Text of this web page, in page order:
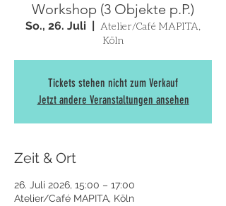
Workshop (3 Objekte p.P.)
So., 26. Juli
  |
Atelier/Café MAPITA,
Köln
Tickets stehen nicht zum Verkauf
Jetzt andere Veranstaltungen ansehen
Zeit & Ort
26. Juli 2026, 15:00 – 17:00
Atelier/Café MAPITA, Köln